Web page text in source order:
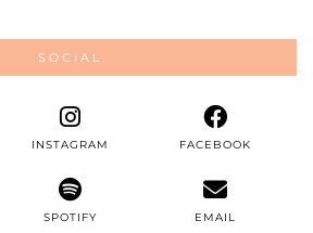
SOCIAL
INSTAGRAM FACEBOOK
SPOTIFY EMAIL